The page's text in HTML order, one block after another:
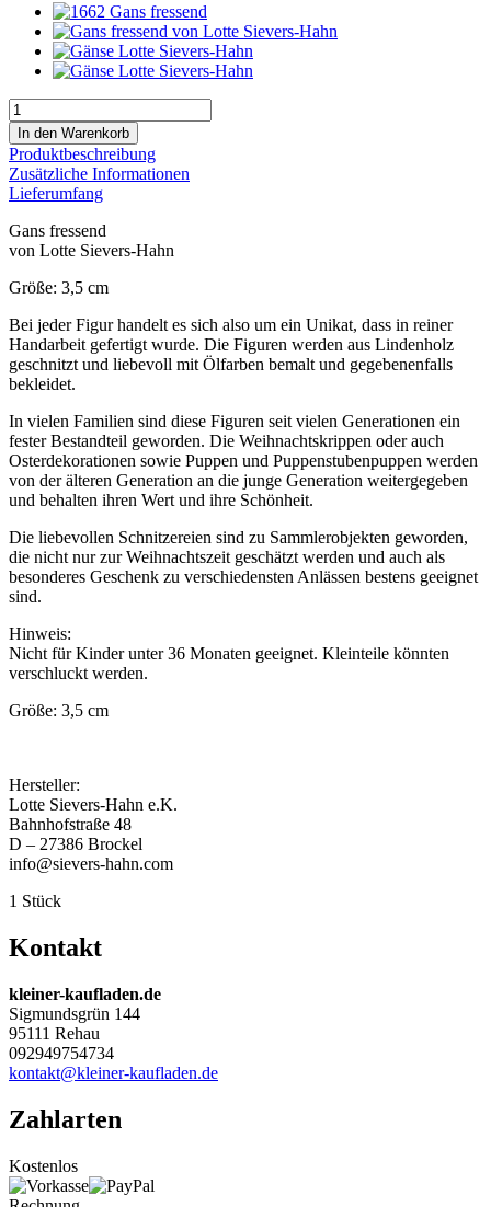
Produktbeschreibung
Zusätzliche Informationen
Lieferumfang
Gans fressend
von Lotte Sievers-Hahn
Größe: 3,5 cm
Bei jeder Figur handelt es sich also um ein Unikat, dass in reiner
Handarbeit gefertigt wurde. Die Figuren werden aus Lindenholz
geschnitzt und liebevoll mit Ölfarben bemalt und gegebenenfalls
bekleidet.
In vielen Familien sind diese Figuren seit vielen Generationen ein
fester Bestandteil geworden. Die Weihnachtskrippen oder auch
Osterdekorationen sowie Puppen und Puppenstubenpuppen werden
von der älteren Generation an die junge Generation weitergegeben
und behalten ihren Wert und ihre Schönheit.
Die liebevollen Schnitzereien sind zu Sammlerobjekten geworden,
die nicht nur zur Weihnachtszeit geschätzt werden und auch als
besonderes Geschenk zu verschiedensten Anlässen bestens geeignet
sind.
Hinweis:
Nicht für Kinder unter 36 Monaten geeignet. Kleinteile könnten
verschluckt werden.
Größe: 3,5 cm
Hersteller:
Lotte Sievers-Hahn e.K.
Bahnhofstraße 48
D – 27386 Brockel
info@sievers-hahn.com
1 Stück
Kontakt
kleiner-kaufladen.de
Sigmundsgrün 144
95111 Rehau
092949754734
kontakt@kleiner-kaufladen.de
Zahlarten
Kostenlos